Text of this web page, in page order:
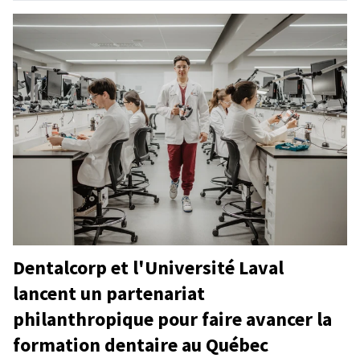
Dentalcorp et l'Université Laval
lancent un partenariat
philanthropique pour faire avancer la
formation dentaire au Québec